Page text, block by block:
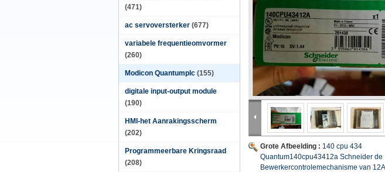
(471)
ac servoversterker (677)
variabele frequentieomvormer
(260)
Modicon Quantumplc (155)
digitale input-output module
(190)
HMI-het Aanrakingsscherm
(202)
Programmeerbare Kringsraad
(208)
Grote Afbeelding : 140 cpu 434
Quantum140cpu43412a Schneider de
Bewerkercontrolemechanisme van